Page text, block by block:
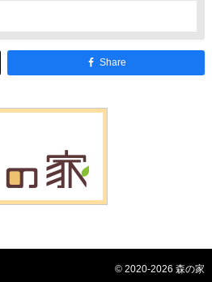
Share
© 2020-2026 森の家